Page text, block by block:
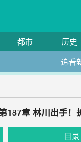
都市 历史
追看
187章 林川出手！
目录